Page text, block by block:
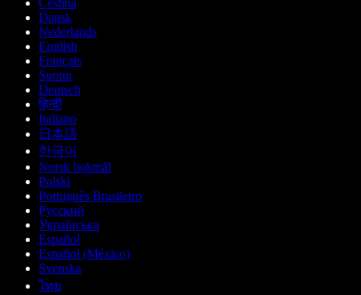
Čeština
Dansk
Nederlands
English
Français
Suomi
Deutsch
हिन्दी
Italiano
日本語
한국어
Norsk bokmål
Polski
Português Brasileiro
Русский
Українська
Español
Español (México)
Svenska
ไทย